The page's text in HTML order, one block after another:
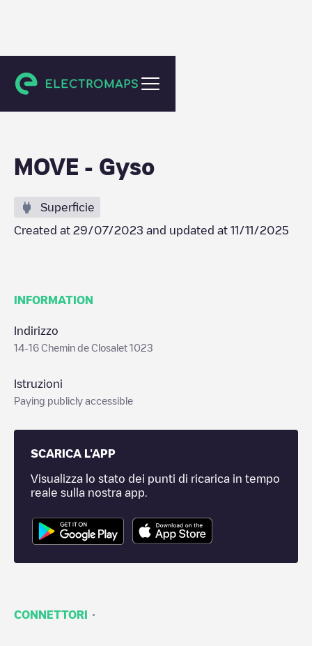
Crissier
MOVE - Gyso
Superficie
Created at 29/07/2023 and updated at 11/11/2025
INFORMATION
Indirizzo
14-16 Chemin de Closalet 1023
Istruzioni
Paying publicly accessible
SCARICA L'APP
Visualizza lo stato dei punti di ricarica in tempo
reale sulla nostra app.
CONNETTORI ·